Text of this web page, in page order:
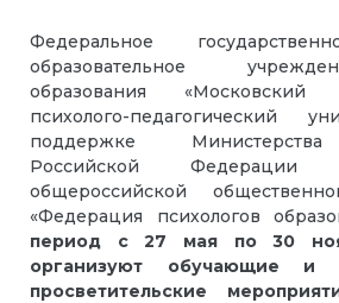
Федеральное
образовательное
образования «Московский
психолого-педагогический
поддержке
Российской
общероссийской
«Федерация психологов
период с 27 мая по 30
организуют
обучающие и
просветительские